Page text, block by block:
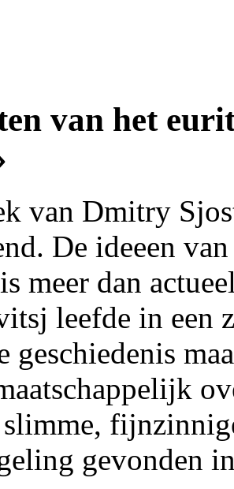
van het
van Dmitry
De ideeen
meer dan
leefde in een
geschiedenis
slimme,
gevonden